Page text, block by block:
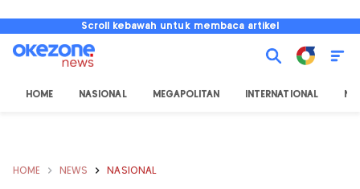
Scroll kebawah untuk membaca artikel
HOME NASIONAL MEGAPOLITAN INTERNATIONAL
HOME NEWS NASIONAL